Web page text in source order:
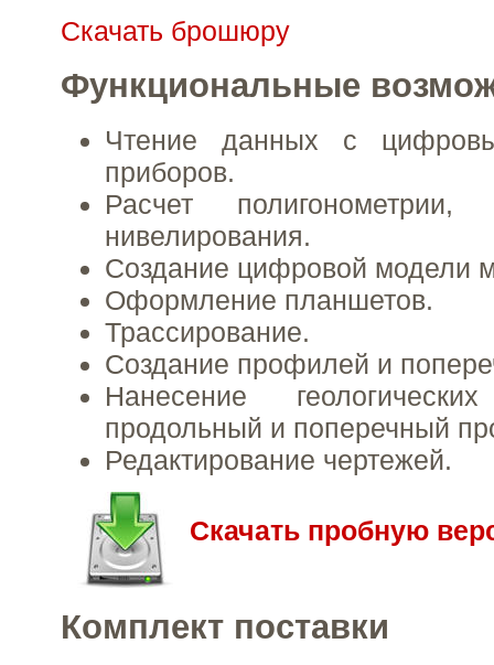
Скачать брошюру
Функциональные
Чтение данных с
приборов.
Расчет
нивелирования.
Создание цифровой модели
Оформление планшетов.
Трассирование.
Создание профилей и
Нанесение
продольный и поперечный
Редактирование чертежей.
Скачать пробную
Комплект поставки